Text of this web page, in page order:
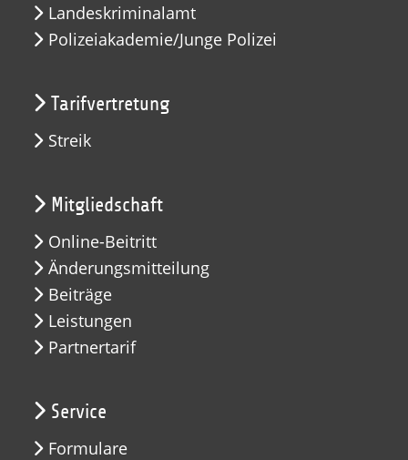
Landeskriminalamt
Polizeiakademie/Junge Polizei
Tarifvertretung
Streik
Mitgliedschaft
Online-Beitritt
Änderungsmitteilung
Beiträge
Leistungen
Partnertarif
Service
Formulare